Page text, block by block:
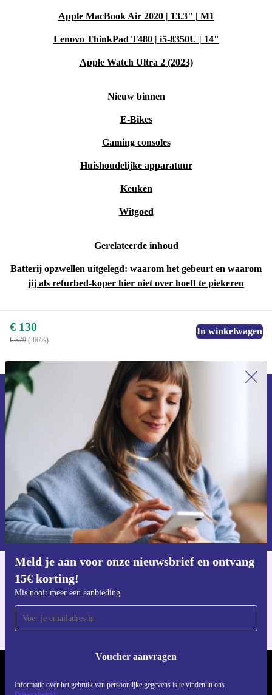
Apple MacBook Air 2020 | 13.3" | M1
Lenovo ThinkPad T480 | i5-8350U | 14"
Apple Watch Ultra 2 (2023)
Nieuw binnen
E-Bikes
Gaming consoles
Huishoudelijke apparatuur
Keuken
Witgoed
Gerelateerde inhoud
Batterij opzwellen uitgelegd: waarom het gebeurt en waarom
jij als refurbed-koper hier niet over hoeft te piekeren
€ 130
€ 379 (-66%)
In winkelwagen
Meld je aan voor onze nieuwsbrief en ontvang
15€ korting!
Mis nooit meer een aanbieding
Voucher aanvragen
Informatie over het gebruik van persoonlijke gegevens is te vinden in ons
Meld je aan voor onze nieuwsbrief en
ontvang €15 korting!
Mis nooit meer een aanbieding.
Voucher aanvragen
Informatie over het gebruik van persoonsgegevens vind je in ons
privacybeleid.
Voor iOS en Android